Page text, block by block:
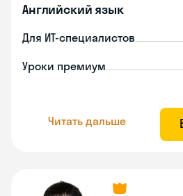
Английский язык
Для ИТ-специалистов
Уроки премиум
Читать дальше